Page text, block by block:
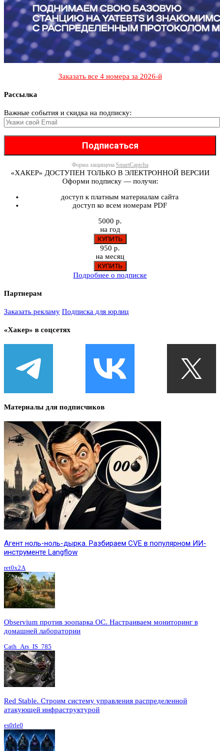
Заказать все 4 номера за 2026-й
Рассылка
Важные события и скидка на подписку:
Форма защищена SmartCaptcha
«ХАКЕР» ДОСТУПЕН ТОЛЬКО В ЭЛЕКТРОННОЙ ВЕРСИИ
Оформи подписку — получи:
доступ к платным материалам сайта
доступ ко всем номерам PDF
5000 р.
на год
950 р.
на месяц
Подробнее о подписке
Партнерам
Заказать рекламу Подписка для юрлиц
«Хакер» в соцсетях
Материалы для подписчиков
Агент ноль-ноль-дырка. Разбираем CVE в популярном ИИ-
инструменте Langflow
ret0x2A
Observium против зоопарка ОС. Настраиваем мониторинг в
домашней лаборатории
Cath_Ars_IS_785
Red Stable. Строим систему управления распределенной
атакующей инфраструктурой
es0rle0